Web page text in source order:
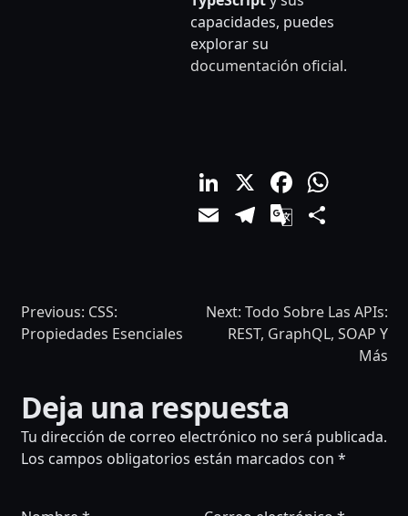
capacidades, puedes
explorar su
documentación oficial.
LinkedIn
X
EmailTelegram
Google
NAVEGACIÓN
DE
Previous: CSS:
Propiedades Esenciales
Next: Todo Sobre Las APIs:
REST, GraphQL, SOAP Y
Más
Deja una respuesta
Tu dirección de correo electrónico no será publicada.
Los campos obligatorios están marcados con *